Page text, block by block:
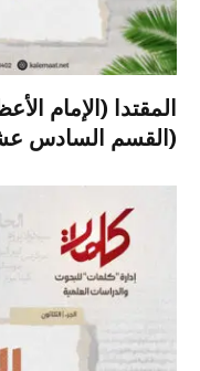
المقتدا (الإمام
(القسم السادس